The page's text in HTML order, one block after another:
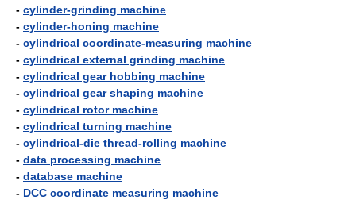
- cylinder-grinding machine
- cylinder-honing machine
- cylindrical coordinate-measuring machine
- cylindrical external grinding machine
- cylindrical gear hobbing machine
- cylindrical gear shaping machine
- cylindrical rotor machine
- cylindrical turning machine
- cylindrical-die thread-rolling machine
- data processing machine
- database machine
- DCC coordinate measuring machine